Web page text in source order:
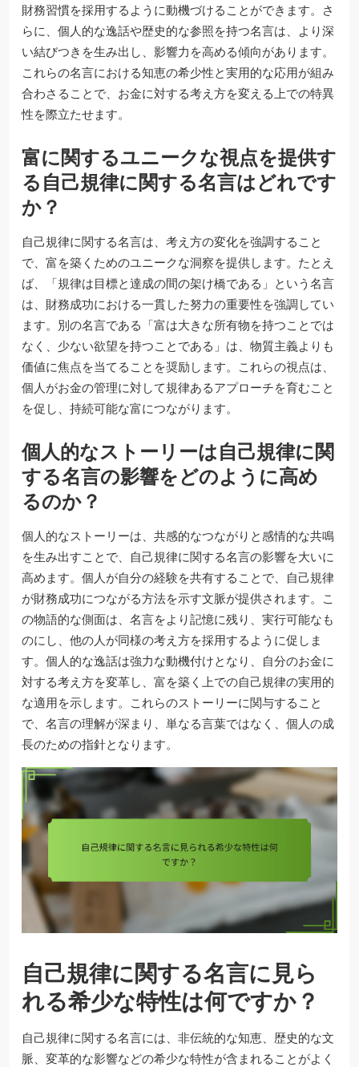
財務習慣を採用するように動機づけることができます。さ
らに、個人的な逸話や歴史的な参照を持つ名言は、より深
い結びつきを生み出し、影響力を高める傾向があります。
これらの名言における知恵の希少性と実用的な応用が組み
合わさることで、お金に対する考え方を変える上での特異
性を際立たせます。
富に関するユニークな視点を提供す
る自己規律に関する名言はどれです
か？
自己規律に関する名言は、考え方の変化を強調すること
で、富を築くためのユニークな洞察を提供します。たとえ
ば、「規律は目標と達成の間の架け橋である」という名言
は、財務成功における一貫した努力の重要性を強調してい
ます。別の名言である「富は大きな所有物を持つことでは
なく、少ない欲望を持つことである」は、物質主義よりも
価値に焦点を当てることを奨励します。これらの視点は、
個人がお金の管理に対して規律あるアプローチを育むこと
を促し、持続可能な富につながります。
個人的なストーリーは自己規律に関
する名言の影響をどのように高め
るのか？
個人的なストーリーは、共感的なつながりと感情的な共鳴
を生み出すことで、自己規律に関する名言の影響を大いに
高めます。個人が自分の経験を共有することで、自己規律
が財務成功につながる方法を示す文脈が提供されます。こ
の物語的な側面は、名言をより記憶に残り、実行可能なも
のにし、他の人が同様の考え方を採用するように促しま
す。個人的な逸話は強力な動機付けとなり、自分のお金に
対する考え方を変革し、富を築く上での自己規律の実用的
な適用を示します。これらのストーリーに関与すること
で、名言の理解が深まり、単なる言葉ではなく、個人の成
長のための指針となります。
自己規律に関する名言に見ら
れる希少な特性は何ですか？
自己規律に関する名言には、非伝統的な知恵、歴史的な文
脈、変革的な影響などの希少な特性が含まれることがよく